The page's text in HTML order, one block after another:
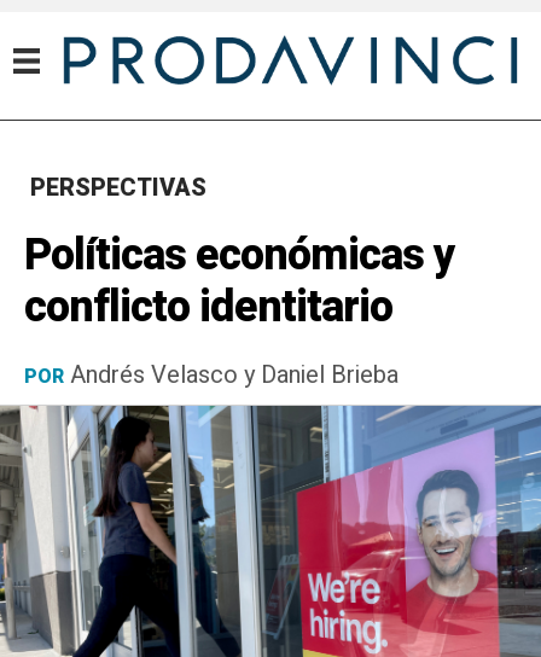
PERSPECTIVAS
Políticas económicas y
conflicto identitario
POR Andrés Velasco y Daniel Brieba